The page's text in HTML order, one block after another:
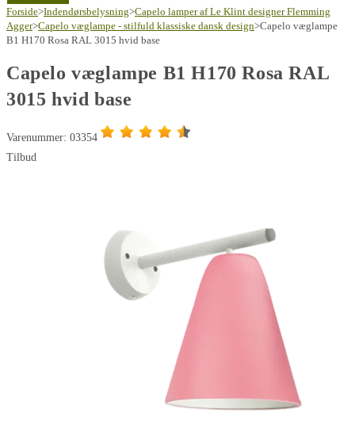
695,00 kr..447,00 kr..
B1
H170
Rosa
3015
hvid
antal
Forside>Indendørsbelysning>Capelo lamper af Le Klint designer Flemming
Agger>Capelo væglampe - stilfuld klassiske dansk design>Capelo væglampe
B1 H170 Rosa RAL 3015 hvid base
Capelo væglampe B1 H170 Rosa RAL
3015 hvid base
Varenummer: 03354
Tilbud